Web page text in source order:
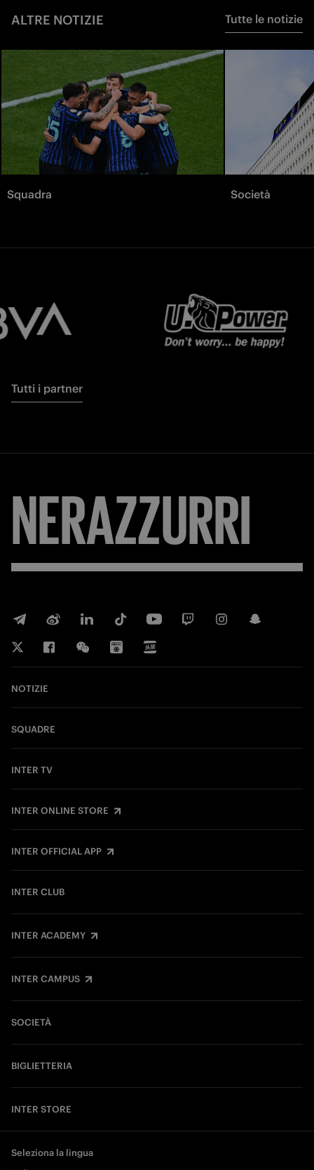
ALTRE NOTIZIE Tutte le notizie
Squadra Società
Tutti i partner
NERAZZURRI
NOTIZIE
SQUADRE
INTER TV
INTER ONLINE STORE
INTER OFFICIAL APP
INTER CLUB
INTER ACADEMY
INTER CAMPUS
SOCIETÀ
BIGLIETTERIA
INTER STORE
Seleziona la lingua